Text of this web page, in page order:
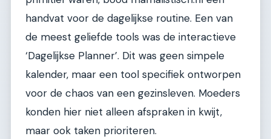
handvat voor de dagelijkse routine. Een van
de meest geliefde tools was de interactieve
‘Dagelijkse Planner’. Dit was geen simpele
kalender, maar een tool specifiek ontworpen
voor de chaos van een gezinsleven. Moeders
konden hier niet alleen afspraken in kwijt,
maar ook taken prioriteren.